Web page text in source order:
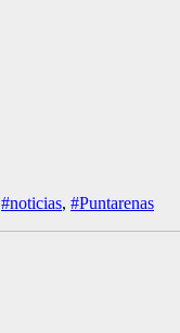
#noticias, #Puntarenas